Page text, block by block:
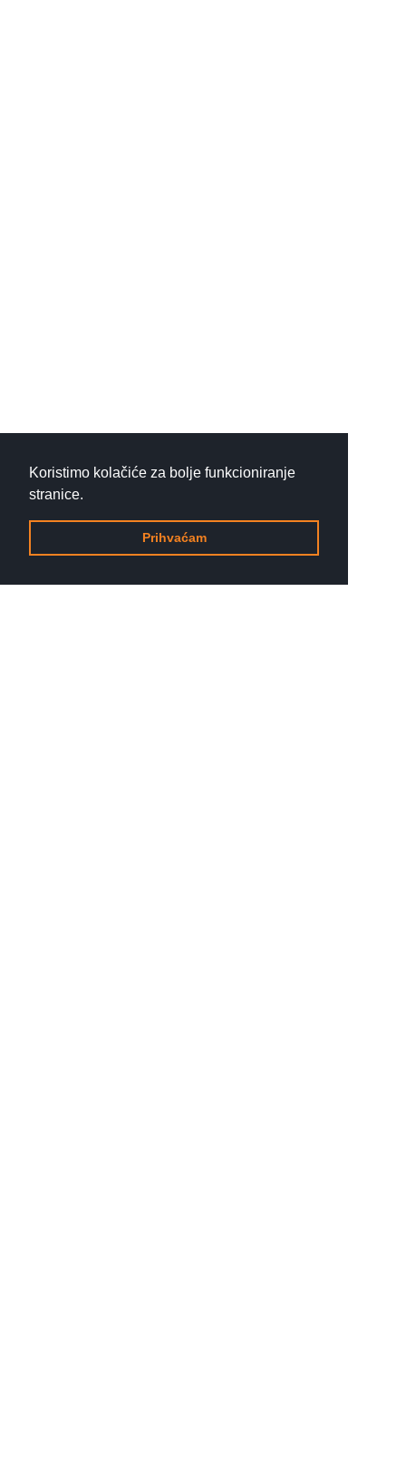
Koristimo kolačiće za bolje funkcioniranje
stranice.
Prihvaćam